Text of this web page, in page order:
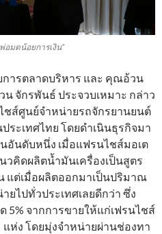
อมดน้อยการเงิน”
ารตลาดบริหาร และ คุณอ้วน
จักรพันธ์ ประจวบเหมาะ กล่าว
ชส์ศูนย์จำหน่ายรถจักรยานยนต์
ระเทศไทย โดยดำเนินธุรกิจมา
นอันดับหนึ่ง เมื่อแฟรนไชส์มอเต
คิดผลิตน้ำมันเครื่องเป็นสูตร
แต่เมื่อผลิตออกมาเป็นปริมาณ
ยไปทั่วประเทศเลยดีกว่า ซึ่ง
5% จากการขายให้แก่เฟรนไชส์
ห่ง โดยมุ่งจำหน่ายผ่านช่องทา